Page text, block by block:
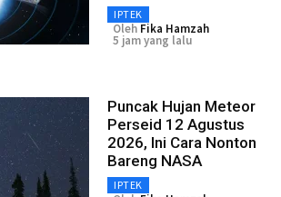
IPTEK
Oleh Fika Hamzah
5 jam yang lalu
Puncak Hujan Meteor
Perseid 12 Agustus
2026, Ini Cara Nonton
Bareng NASA
IPTEK